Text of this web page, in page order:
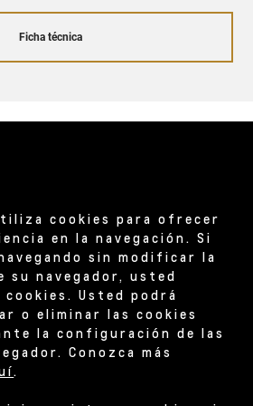
Ficha técnica
cookies para ofrecer
en la navegación. Si
sin modificar la
su navegador, usted
Usted podrá
o eliminar las cookies
la configuración de las
Conozca más